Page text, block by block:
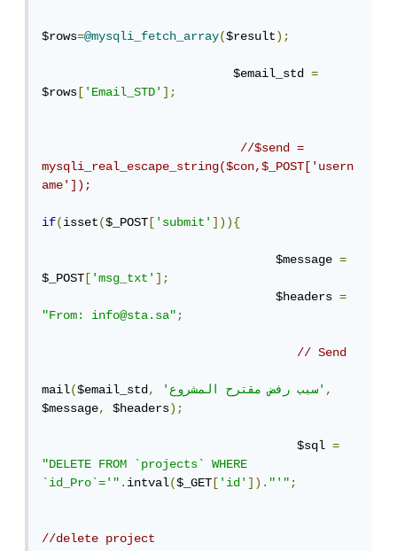
$rows=@mysqli_fetch_array($result);
                           $email_std
=
$rows ['Email_STD'];
//$send =
mysqli_real_escape_string($con,$_POST['usern
ame']);
if(isset($_POST ['submit'])){
                                 $message
=
$_POST ['msg_txt'];
                                 $headers
=
"From: info@sta.sa";
// Send
mail($email_std, 'سبب رفض مقترح المشروع',
$message, $headers);
                                    $sql
=
"DELETE FROM `projects` WHERE
`id_Pro`='".intval($_GET ['id'])."'";
//delete project